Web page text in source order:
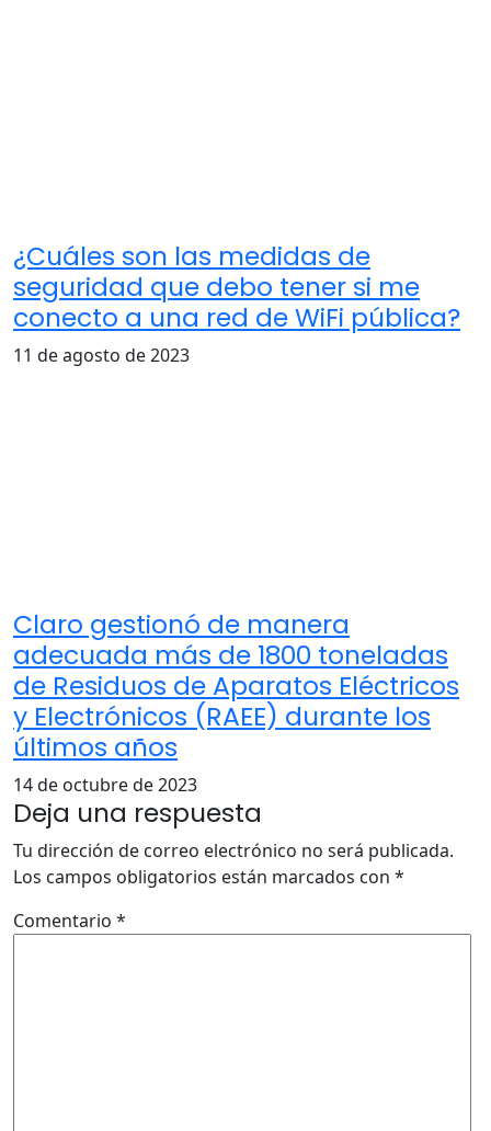
¿Cuáles son las medidas de
seguridad que debo tener si me
conecto a una red de WiFi pública?
11 de agosto de 2023
Claro gestionó de manera
adecuada más de 1800 toneladas
de Residuos de Aparatos Eléctricos
y Electrónicos (RAEE) durante los
últimos años
14 de octubre de 2023
Deja una respuesta
Tu dirección de correo electrónico no será publicada.
Los campos obligatorios están marcados con *
Comentario *